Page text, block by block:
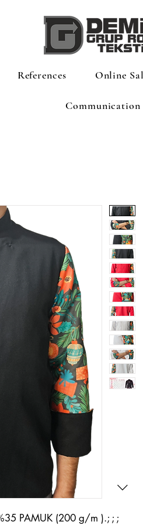
References Online
Communication
PAMUK (200 g/m ).; ; ;